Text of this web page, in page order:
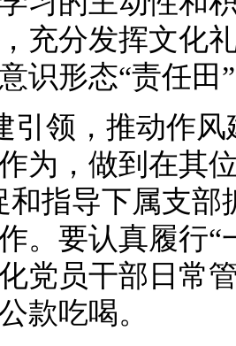
充分发挥文化
识形态“责任田
引领，推动作
为，做到在其
和指导下属支
。要认真履行
党员干部日常
款吃喝。